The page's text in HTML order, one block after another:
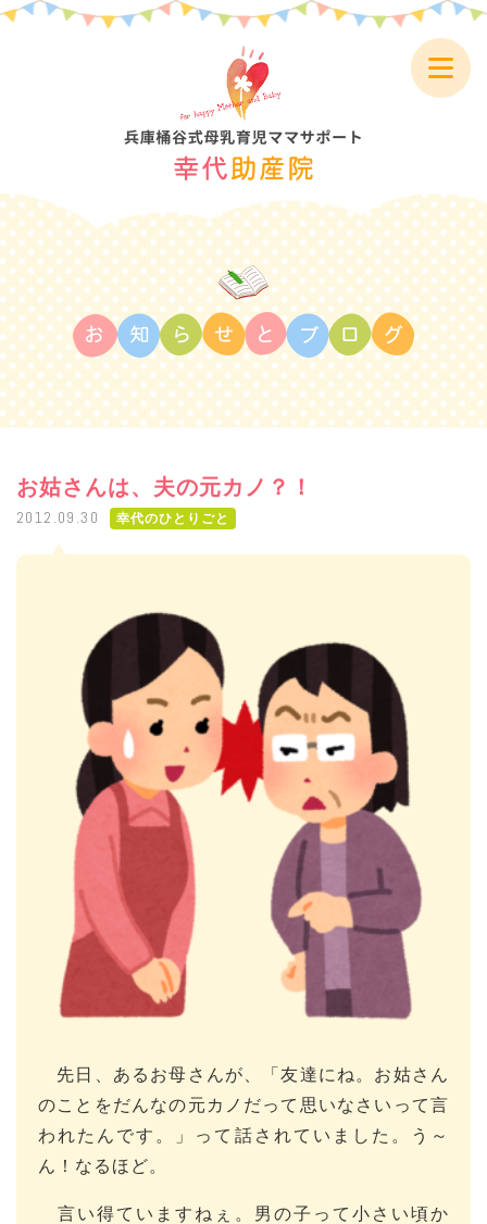
お姑さんは、夫の元カノ？！
2012.09.30 幸代のひとりごと
先日、あるお母さんが、「友達にね。お姑さん
のことをだんなの元カノだって思いなさいって言
われたんです。」って話されていました。う～
ん！なるほど。
言い得ていますねぇ。男の子って小さい頃か